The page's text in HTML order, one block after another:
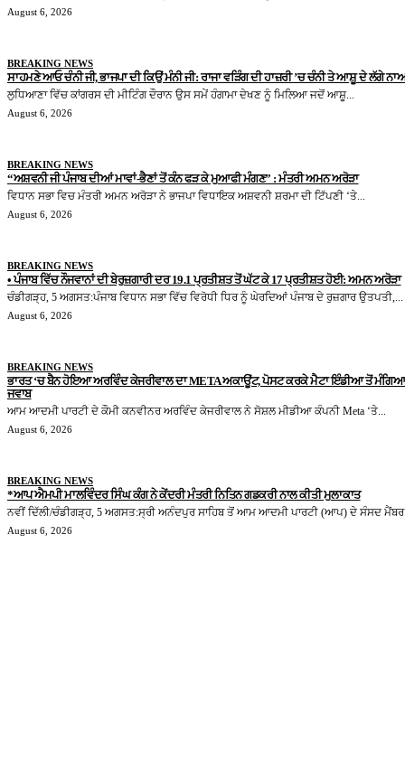
August 6, 2026
BREAKING NEWS
ਸਾਹਮਣੇ ਆਓ ਚੰਨੀ ਜੀ, ਭਾਜਪਾ ਦੀ ਕਿਉਂ ਮੰਨੀ ਜੀ: ਰਾਜਾ ਵੜਿੰਗ ਦੀ ਹਾਜ਼ਰੀ ’ਚ ਚੰਨੀ ਤੇ ਆਸ਼ੂ ਦੇ ਲੱਗੇ
ਲੁਧਿਆਣਾ ਵਿੱਚ ਕਾਂਗਰਸ ਦੀ ਮੀਟਿੰਗ ਦੌਰਾਨ ਉਸ ਸਮੇਂ ਹੰਗਾਮਾ ਦੇਖਣ ਨੂੰ ਮਿਲਿਆ ਜਦੋਂ ਆਸ਼ੂ...
August 6, 2026
BREAKING NEWS
“ਅਸ਼ਵਨੀ ਜੀ ਪੰਜਾਬ ਦੀਆਂ ਮਾਵਾਂ-ਭੈਣਾਂ ਤੋਂ ਕੰਨ ਫੜ ਕੇ ਮੁਆਫੀ ਮੰਗਣ” : ਮੰਤਰੀ ਅਮਨ ਅਰੋੜਾ
ਵਿਧਾਨ ਸਭਾ ਵਿਚ ਮੰਤਰੀ ਅਮਨ ਅਰੋੜਾ ਨੇ ਭਾਜਪਾ ਵਿਧਾਇਕ ਅਸ਼ਵਨੀ ਸ਼ਰਮਾ ਦੀ ਟਿੱਪਣੀ ‘ਤੇ...
August 6, 2026
BREAKING NEWS
• ਪੰਜਾਬ ਵਿੱਚ ਨੌਜਵਾਨਾਂ ਦੀ ਬੇਰੁਜ਼ਗਾਰੀ ਦਰ 19.1 ਪ੍ਰਤੀਸ਼ਤ ਤੋਂ ਘੱਟ ਕੇ 17 ਪ੍ਰਤੀਸ਼ਤ ਹੋਈ: ਅਮਨ ਅਰੋੜਾ
ਚੰਡੀਗੜ੍ਹ, 5 ਅਗਸਤ:ਪੰਜਾਬ ਵਿਧਾਨ ਸਭਾ ਵਿੱਚ ਵਿਰੋਧੀ ਧਿਰ ਨੂੰ ਘੇਰਦਿਆਂ ਪੰਜਾਬ ਦੇ ਰੁਜ਼ਗਾਰ ਉਤਪਤੀ,...
August 6, 2026
BREAKING NEWS
ਭਾਰਤ ‘ਚ ਬੈਨ ਹੋਇਆ ਅਰਵਿੰਦ ਕੇਜਰੀਵਾਲ ਦਾ META ਅਕਾਊਂਟ, ਪੋਸਟ ਕਰਕੇ ਮੈਟਾ ਇੰਡੀਆ ਤੋਂ ਮੰਗਿਆ
ਜਵਾਬ
ਆਮ ਆਦਮੀ ਪਾਰਟੀ ਦੇ ਕੌਮੀ ਕਨਵੀਨਰ ਅਰਵਿੰਦ ਕੇਜਰੀਵਾਲ ਨੇ ਸੋਸ਼ਲ ਮੀਡੀਆ ਕੰਪਨੀ Meta ‘ਤੇ...
August 6, 2026
BREAKING NEWS
*ਆਪ ਐਮਪੀ ਮਾਲਵਿੰਦਰ ਸਿੰਘ ਕੰਗ ਨੇ ਕੇਂਦਰੀ ਮੰਤਰੀ ਨਿਤਿਨ ਗਡਕਰੀ ਨਾਲ ਕੀਤੀ ਮੁਲਾਕਾਤ
ਨਵੀਂ ਦਿੱਲੀ/ਚੰਡੀਗੜ੍ਹ, 5 ਅਗਸਤ:ਸ੍ਰੀ ਅਨੰਦਪੁਰ ਸਾਹਿਬ ਤੋਂ ਆਮ ਆਦਮੀ ਪਾਰਟੀ (ਆਪ) ਦੇ ਸੰਸਦ
August 6, 2026